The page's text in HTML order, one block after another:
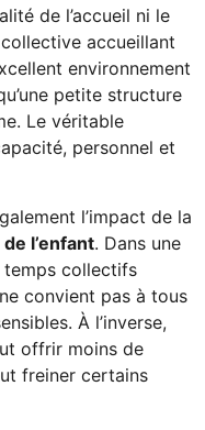
de l’accueil ni le
accueillant
environnement
petite structure
Le véritable
personnel et
l’impact de la
l’enfant. Dans une
temps collectifs
convient pas à tous
À l’inverse,
offrir moins de
freiner certains